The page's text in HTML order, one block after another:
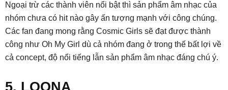
Ngoại trừ các thành viên nổi bật thì sản phẩm âm nhạc của
nhóm chưa có hit nào gây ấn tượng mạnh với công chúng.
Các fan đang mong rằng Cosmic Girls sẽ đạt được thành
công như Oh My Girl dù cả nhóm đang ở trong thế bất lợi về
cả concept, độ nổi tiếng lẫn sản phẩm âm nhạc đáng chú ý.